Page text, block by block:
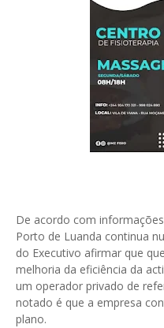
De acordo com
Porto de Luanda continua
do Executivo afirmar que
melhoria da eficiência da
um operador privado de
notado é que a empresa
plano.